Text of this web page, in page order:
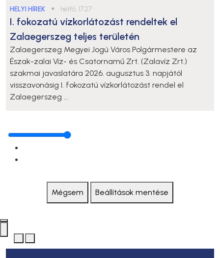
HELYI HÍREK ● hétfő, 17:27
I. fokozatú vízkorlátozást rendeltek el
Zalaegerszeg teljes területén
Zalaegerszeg Megyei Jogú Város Polgármestere az
Észak-zalai Víz- és Csatornamű Zrt. (Zalavíz Zrt.)
szakmai javaslatára 2026. augusztus 3. napjától
visszavonásig I. fokozatú vízkorlátozást rendel el
Zalaegerszeg ...
Mégsem Beállítások mentése